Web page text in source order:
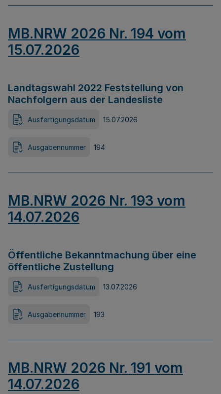
MB.NRW 2026 Nr. 194 vom
15.07.2026
Landtagswahl 2022 Feststellung von
Nachfolgern aus der Landesliste
Ausfertigungsdatum 15.07.2026
Ausgabennummer 194
MB.NRW 2026 Nr. 193 vom
14.07.2026
Öffentliche Bekanntmachung über eine
öffentliche Zustellung
Ausfertigungsdatum 13.07.2026
Ausgabennummer 193
MB.NRW 2026 Nr. 191 vom
14.07.2026